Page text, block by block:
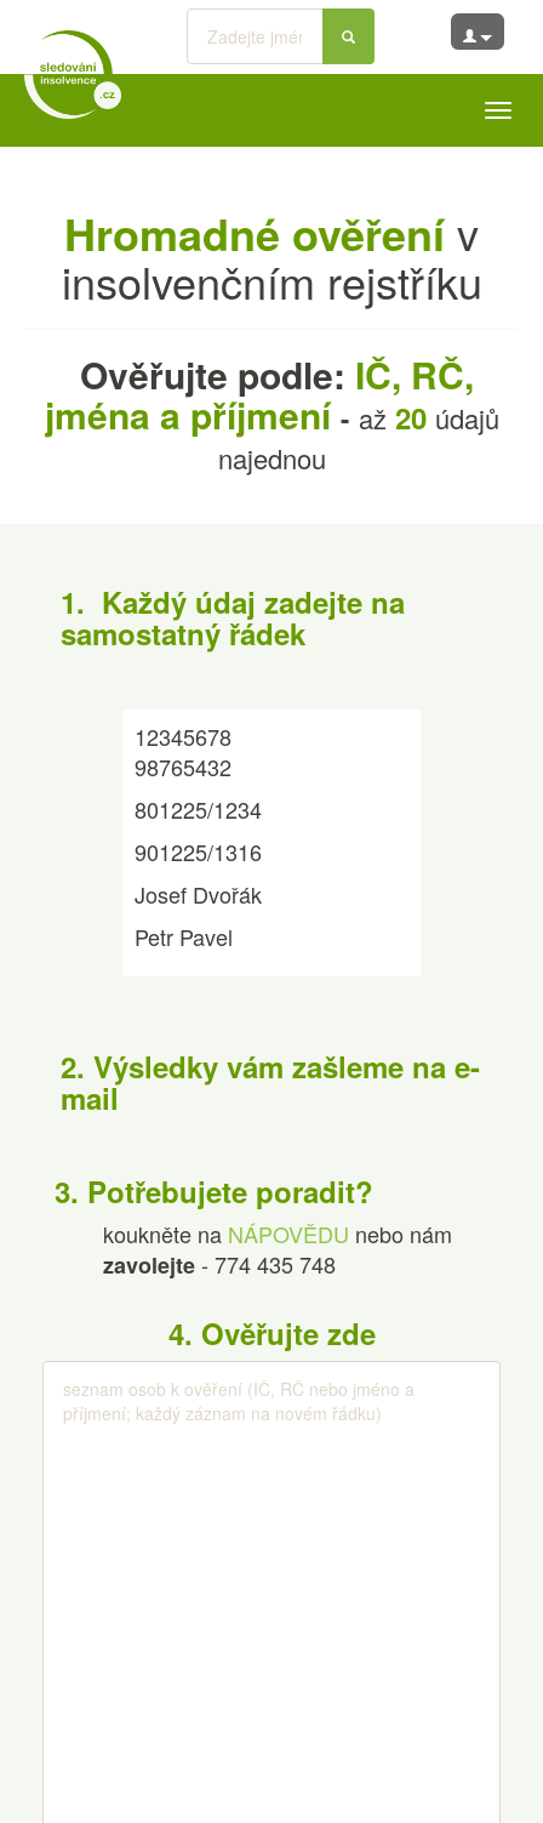
Hromadné ověřenív
insolvenčním rejstříku
Ověřujte podle: IČ, RČ,
jména a příjmení - až 20 údajů
najednou
1. Každý údaj zadejte na
samostatný řádek
12345678
98765432
801225/1234
901225/1316
Josef Dvořák
Petr Pavel
2. Výsledky vám zašleme na e-
mail
3. Potřebujete poradit?
koukněte na NÁPOVĚDU nebo nám
zavolejte- 774 435 748
4. Ověřujte zde